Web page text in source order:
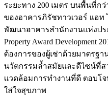
ระยะทาง 200 เมตร บนพื้นที่กว่
ของอาคารภิรัชทาวเวอร์ แอท
พัฒนาอาคารสำนักงานแห่งประ
Property Award Development
ต้องการของผู้เช่าด้วยมาตรฐ
นวัตกรรมล้ำสมัยและดีไซน์ที่ส
แวดล้อมการทำงานที่ดี ตอบโ
ใส่ใจสุขภาพ